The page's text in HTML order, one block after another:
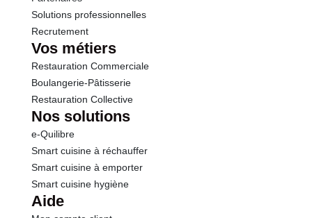
Solutions professionnelles
Recrutement
Vos métiers
Restauration Commerciale
Boulangerie-Pâtisserie
Restauration Collective
Nos solutions
e-Quilibre
Smart cuisine à réchauffer
Smart cuisine à emporter
Smart cuisine hygiène
Aide